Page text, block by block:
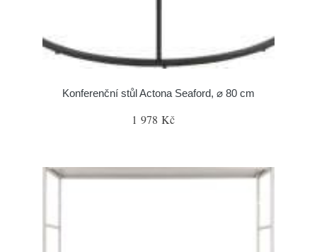
Konferenční stůl Actona Seaford, ⌀ 80 cm
1 978 Kč